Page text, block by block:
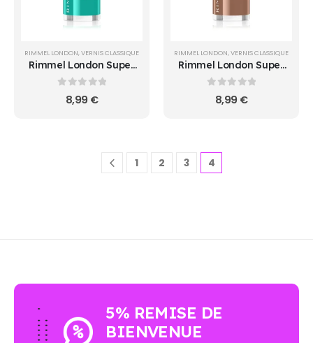
RIMMEL LONDON, VERNIS CLASSIQUE
Rimmel London Super
Gel 098
sur 5
8,99 €
RIMMEL LONDON, VERNIS CLASSIQUE
Rimmel London Super
Gel 099
sur 5
8,99 €
1 2 3 4
5% REMISE DE
BIENVENUE